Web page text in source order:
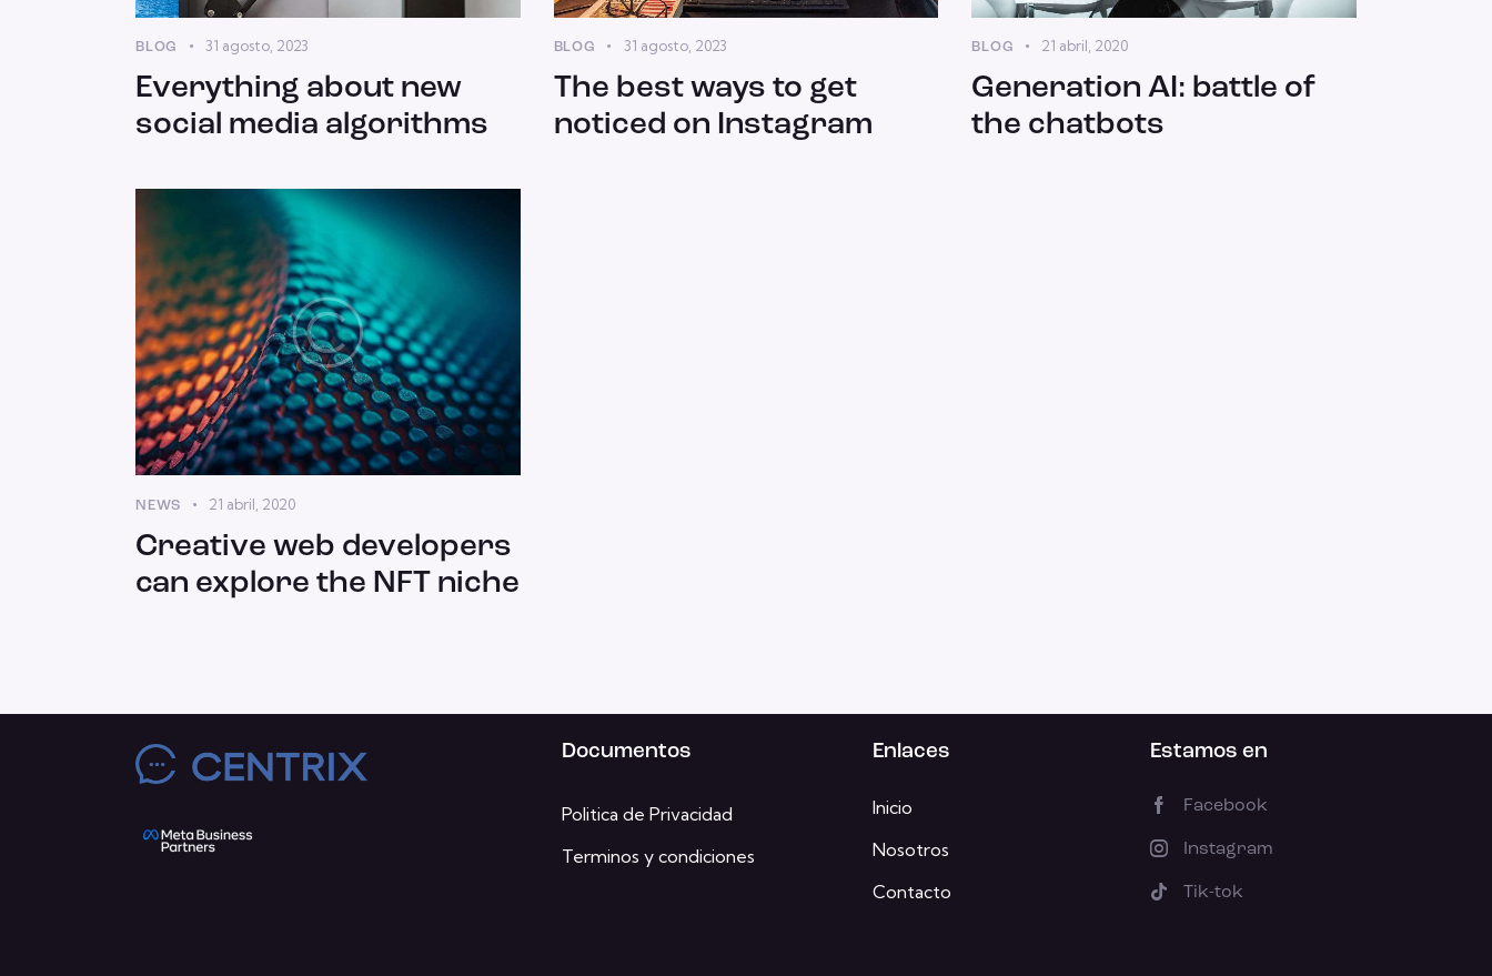
BLOG 31 agosto, 2023
Everything about new
social media algorithms
BLOG 31 agosto, 2023
The best ways to get
noticed on Instagram
BLOG 21 abril, 2020
Generation AI: battle of
the chatbots
NEWS 21 abril, 2020
Creative web developers
can explore the NFT niche
Documentos
Politica de Privacidad
Terminos y condiciones
Enlaces
Inicio
Nosotros
Contacto
Estamos en
Facebook
Instagram
Tik-tok